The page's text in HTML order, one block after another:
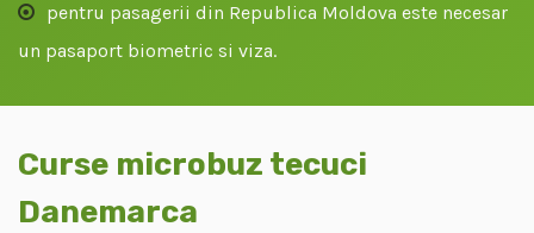
pentru pasagerii din Republica Moldova este necesar
un pasaport biometric si viza.
Curse microbuz tecuci
Danemarca